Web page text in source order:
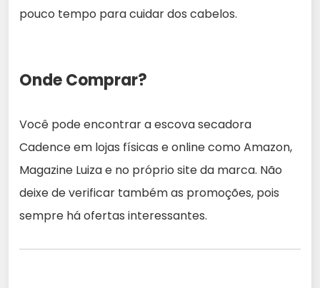
pouco tempo para cuidar dos cabelos.
Onde Comprar?
Você pode encontrar a escova secadora
Cadence em lojas físicas e online como Amazon,
Magazine Luiza e no próprio site da marca. Não
deixe de verificar também as promoções, pois
sempre há ofertas interessantes.